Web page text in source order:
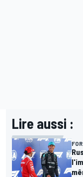
Lire aussi :